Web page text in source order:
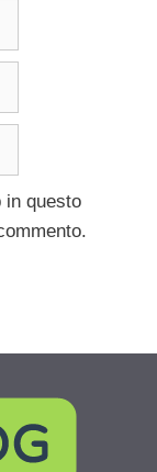
in questo